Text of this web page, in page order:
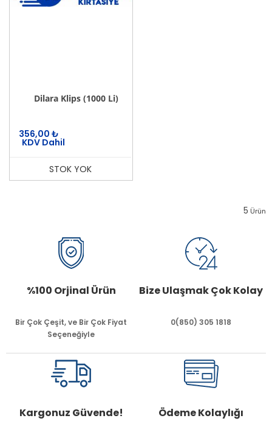
Dilara Klips (1000 Li)
356,00 ₺
KDV Dahil
STOK YOK
5 Ürün
%100 Orjinal Ürün
Bir Çok Çeşit, ve Bir Çok Fiyat
Seçeneğiyle
Bize Ulaşmak Çok Kolay
0(850) 305 1818
Kargonuz Güvende! Ödeme Kolaylığı